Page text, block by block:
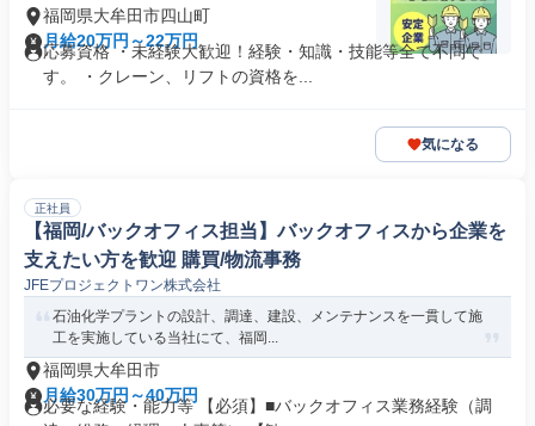
福岡県大牟田市四山町
月給20万円～22万円
応募資格 ・未経験大歓迎！経験・知識・技能等全て不問で
す。 ・クレーン、リフトの資格を...
気になる
正社員
【福岡/バックオフィス担当】バックオフィスから企業を
支えたい方を歓迎 購買/物流事務
JFEプロジェクトワン株式会社
石油化学プラントの設計、調達、建設、メンテナンスを一貫して施
工を実施している当社にて、福岡...
福岡県大牟田市
月給30万円～40万円
必要な経験・能力等 【必須】■バックオフィス業務経験（調